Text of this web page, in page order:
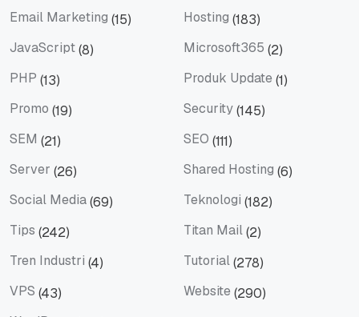
Email Marketing (15) Hosting (183)
JavaScript(8) Microsoft365 (2)
PHP (13) Produk Update (1)
Promo (19) Security(145)
SEM (21) SEO (111)
Server (26) Shared Hosting (6)
Social Media(69) Teknologi (182)
Tips (242) Titan Mail(2)
Tren Industri (4) Tutorial(278)
VPS (43) Website (290)